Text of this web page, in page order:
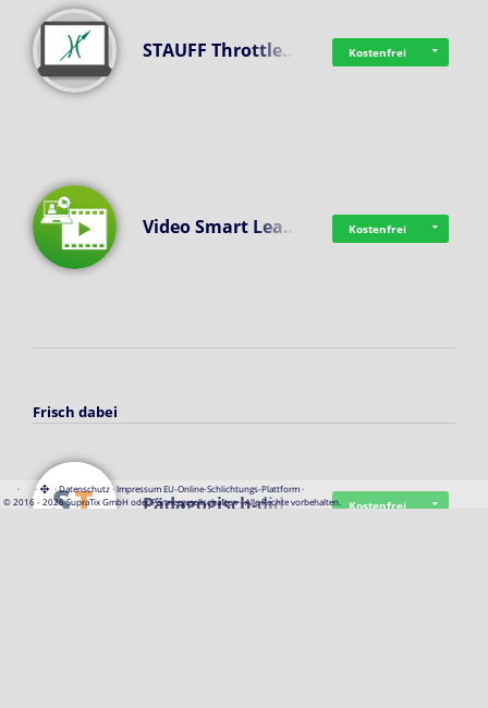
STAUFF Throttle… Kostenfrei
Video Smart Lea… Kostenfrei
Frisch dabei
Pädagogisch-did… Kostenfrei
· · ·Datenschutz·Impressum EU-Online-Schlichtungs-Plattform·
© 2016 - 2026 SupraTix GmbH oder Partnergesellschaften - Alle Rechte vorbehalten.